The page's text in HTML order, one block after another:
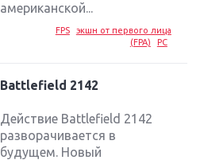
американской...
FPS
экшн от первого лица
(FPA)
PC
Battlefield 2142
Действие Battlefield 2142
разворачивается в
будущем. Новый